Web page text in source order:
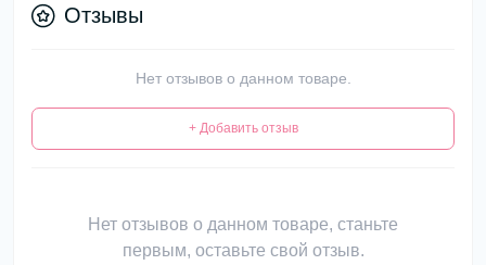
Отзывы
Нет отзывов о данном товаре.
+ Добавить отзыв
Нет отзывов о данном товаре, станьте
первым, оставьте свой отзыв.